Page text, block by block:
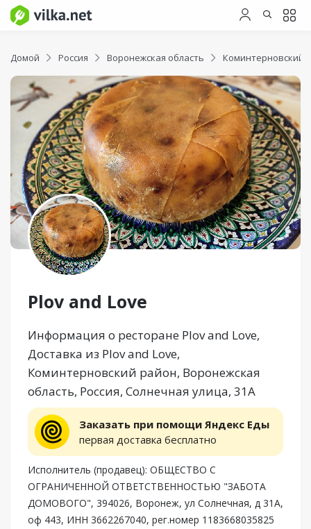
Домой Россия Воронежская область Коминтерновский
Plov and Love
Информация о ресторане Plov and Love,
Доставка из Plov and Love,
Коминтерновский район, Воронежская
область, Россия, Солнечная улица, 31А
Заказать при помощи Яндекс Еды
первая доставка бесплатно
Исполнитель (продавец): ОБЩЕСТВО С
ОГРАНИЧЕННОЙ ОТВЕТСТВЕННОСТЬЮ "ЗАБОТА
ДОМОВОГО", 394026, Воронеж, ул Солнечная, д 31А,
оф 443, ИНН 3662267040, рег.номер 1183668035825